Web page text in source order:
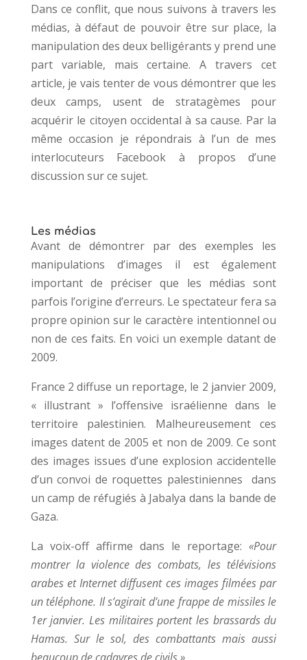
Dans ce conflit, que nous suivons à travers les
médias, à défaut de pouvoir être sur place, la
manipulation des deux belligérants y prend une
part variable, mais certaine. A travers cet
article, je vais tenter de vous démontrer que les
deux camps, usent de stratagèmes pour
acquérir le citoyen occidental à sa cause. Par la
même occasion je répondrais à l’un de mes
interlocuteurs Facebook à propos d’une
discussion sur ce sujet.
Les médias
Avant de démontrer par des exemples les
manipulations d’images il est également
important de préciser que les médias sont
parfois l’origine d’erreurs. Le spectateur fera sa
propre opinion sur le caractère intentionnel ou
non de ces faits. En voici un exemple datant de
2009.
France 2 diffuse un reportage, le 2 janvier 2009,
« illustrant » l’offensive israélienne dans le
territoire palestinien. Malheureusement ces
images datent de 2005 et non de 2009. Ce sont
des images issues d’une explosion accidentelle
d’un convoi de roquettes palestiniennes dans
un camp de réfugiés à Jabalya dans la bande de
Gaza.
La voix-off affirme dans le reportage:«Pour
montrer la violence des combats, les télévisions
arabes et Internet diffusent ces images filmées par
un téléphone. Il s’agirait d’une frappe de missiles le
1er janvier. Les militaires portent les brassards du
Hamas. Sur le sol, des combattants mais aussi